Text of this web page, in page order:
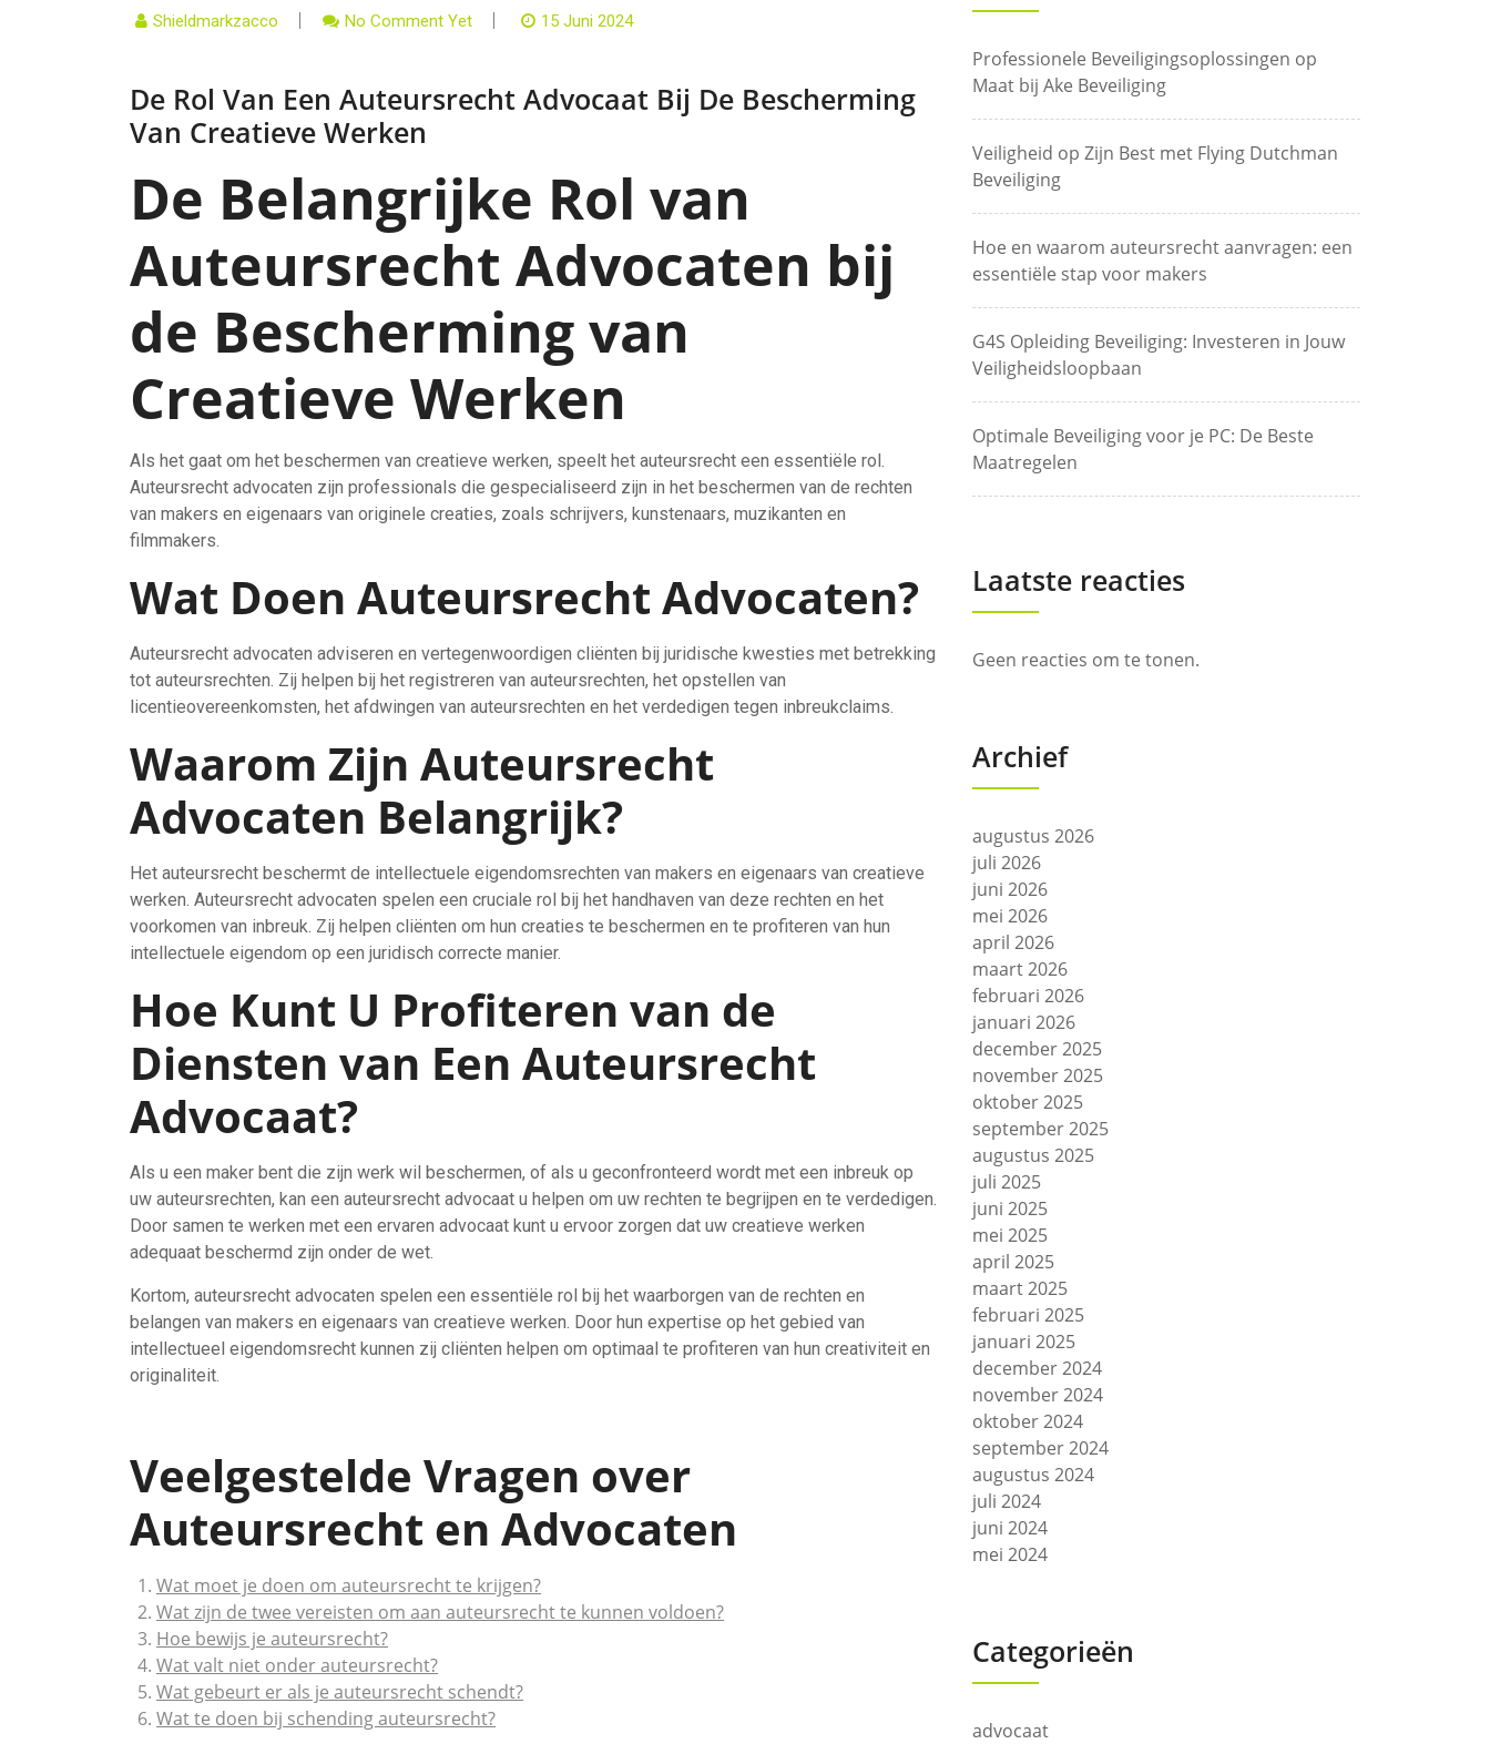
Shieldmarkzacco No Comment Yet 15 Juni 2024
De Rol Van Een Auteursrecht Advocaat Bij De Bescherming
Van Creatieve Werken
De Belangrijke Rol van
Auteursrecht Advocaten bij
de Bescherming van
Creatieve Werken
Als het gaat om het beschermen van creatieve werken, speelt het auteursrecht een essentiële rol.
Auteursrecht advocaten zijn professionals die gespecialiseerd zijn in het beschermen van de rechten
van makers en eigenaars van originele creaties, zoals schrijvers, kunstenaars, muzikanten en
filmmakers.
Wat Doen Auteursrecht Advocaten?
Auteursrecht advocaten adviseren en vertegenwoordigen cliënten bij juridische kwesties met betrekking
tot auteursrechten. Zij helpen bij het registreren van auteursrechten, het opstellen van
licentieovereenkomsten, het afdwingen van auteursrechten en het verdedigen tegen inbreukclaims.
Waarom Zijn Auteursrecht
Advocaten Belangrijk?
Het auteursrecht beschermt de intellectuele eigendomsrechten van makers en eigenaars van creatieve
werken. Auteursrecht advocaten spelen een cruciale rol bij het handhaven van deze rechten en het
voorkomen van inbreuk. Zij helpen cliënten om hun creaties te beschermen en te profiteren van hun
intellectuele eigendom op een juridisch correcte manier.
Hoe Kunt U Profiteren van de
Diensten van Een Auteursrecht
Advocaat?
Als u een maker bent die zijn werk wil beschermen, of als u geconfronteerd wordt met een inbreuk op
uw auteursrechten, kan een auteursrecht advocaat u helpen om uw rechten te begrijpen en te verdedigen.
Door samen te werken met een ervaren advocaat kunt u ervoor zorgen dat uw creatieve werken
adequaat beschermd zijn onder de wet.
Kortom, auteursrecht advocaten spelen een essentiële rol bij het waarborgen van de rechten en
belangen van makers en eigenaars van creatieve werken. Door hun expertise op het gebied van
intellectueel eigendomsrecht kunnen zij cliënten helpen om optimaal te profiteren van hun creativiteit en
originaliteit.
Veelgestelde Vragen over
Auteursrecht en Advocaten
Wat moet je doen om auteursrecht te krijgen?
Wat zijn de twee vereisten om aan auteursrecht te kunnen voldoen?
Hoe bewijs je auteursrecht?
Wat valt niet onder auteursrecht?
Wat gebeurt er als je auteursrecht schendt?
Wat te doen bij schending auteursrecht?
Professionele Beveiligingsoplossingen op
Maat bij Ake Beveiliging
Veiligheid op Zijn Best met Flying Dutchman
Beveiliging
Hoe en waarom auteursrecht aanvragen: een
essentiële stap voor makers
G4S Opleiding Beveiliging: Investeren in Jouw
Veiligheidsloopbaan
Optimale Beveiliging voor je PC: De Beste
Maatregelen
Laatste reacties
Geen reacties om te tonen.
Archief
augustus 2026
juli 2026
juni 2026
mei 2026
april 2026
maart 2026
februari 2026
januari 2026
december 2025
november 2025
oktober 2025
september 2025
augustus 2025
juli 2025
juni 2025
mei 2025
april 2025
maart 2025
februari 2025
januari 2025
december 2024
november 2024
oktober 2024
september 2024
augustus 2024
juli 2024
juni 2024
mei 2024
Categorieën
advocaat